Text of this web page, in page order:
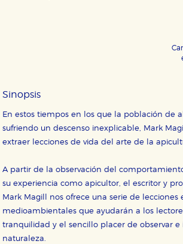
Sinopsis
En estos tiempos en los que la población de
sufriendo un descenso inexplicable, Mark
extraer lecciones de vida del arte de la
A partir de la observación del
su experiencia como apicultor, el escritor y
Mark Magill nos ofrece una serie de lecciones
medioambientales que ayudarán a los
tranquilidad y el sencillo placer de observar e
naturaleza.
HABILITAR TODO
Estas cookies son necesarias para
web funcione y no es posible
nuestro sistema. Es posible hacerlo
navegador, pero en ese caso es
áreas de nuestra web dejen de
correctamente.